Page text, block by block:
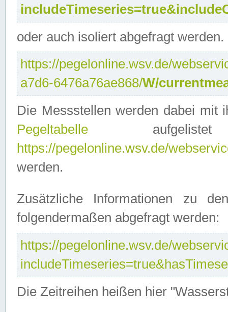
oder auch isoliert abgefragt werden.
https://pegelonline.wsv.de/
a7d6-6476a76ae868/W/
Die Messstellen werden dabei mit
Pegeltabelle
https://pegelonline.wsv.de/
werden.
Zusätzliche Informationen zu
folgendermaßen abgefragt werden:
https://pegelonline.wsv.de/
Die Zeitreihen heißen hier